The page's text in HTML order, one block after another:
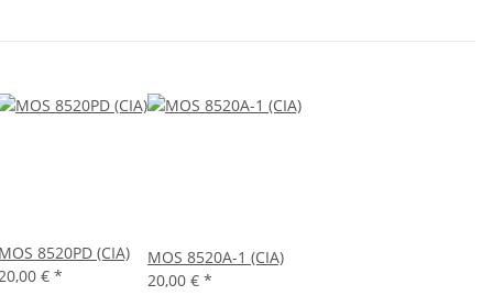
8520PD (CIA)
€ *
MOS 8520A-1 (CIA)
20,00 € *